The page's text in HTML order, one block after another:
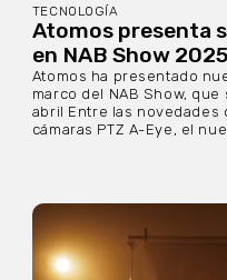
TECNOLOGÍA
Atomos presenta
en NAB Show 2025
Atomos ha presentado
marco del NAB Show,
abril Entre las novedades
cámaras PTZ A-Eye, el